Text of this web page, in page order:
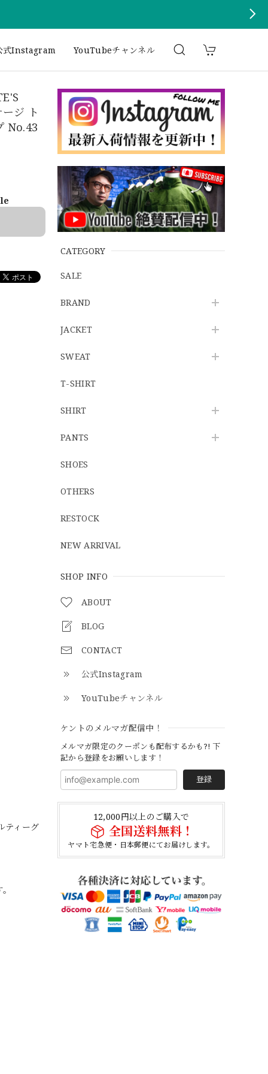
式Instagram YouTubeチャンネル
CATEGORY
SALE
BRAND
JACKET
SWEAT
T-SHIRT
SHIRT
PANTS
SHOES
OTHERS
RESTOCK
NEW ARRIVAL
SHOP INFO
ABOUT
BLOG
CONTACT
公式Instagram
YouTubeチャンネル
ケントのメルマガ配信中！
メルマガ限定のクーポンも配布するかも?! 下
記から登録をお願いします！
登録
12,000円以上のご購入で
全国送料無料！
ヤマト宅急便・日本郵便にてお届けします。
ジ ト
No.43
ティーグ